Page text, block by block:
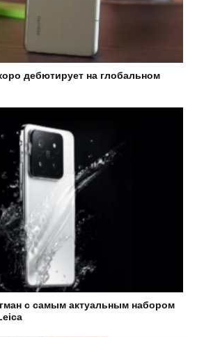
дебютирует на глобальном
с самым актуальным набором